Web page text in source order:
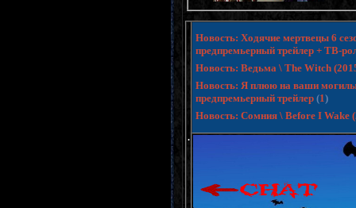
.
Новость: Ходячие мертвецы 6
предпремьерный трейлер + ТВ-
Новость: Ведьма \ The Witch
Новость: Я плюю на ваши
предпремьерный трейлер (1)
Новость: Сомния \ Before I Wake